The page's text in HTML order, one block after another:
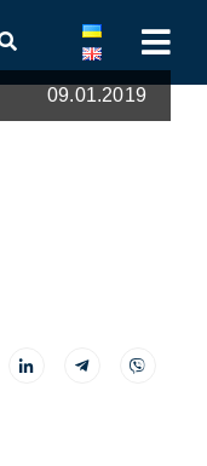
09.01.2019